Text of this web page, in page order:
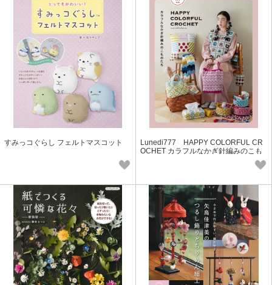
すみっコぐらし フェルトマスコット
Lunedi777 HAPPY COLORFUL CR
OCHET カラフルなかぎ針編みのこも